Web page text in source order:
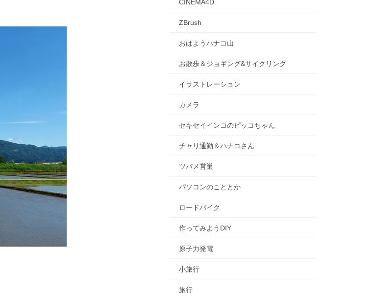
CINEMA4D
ZBrush
おはようハナコ山
お散歩＆ジョギング&サイクリング
イラストレーション
カメラ
セキセイインコのピッコちゃん
チャリ通勤＆ハナコさん
ツバメ営巣
パソコンのこととか
ロードバイク
作ってみようDIY
原子力発電
小旅行
旅行